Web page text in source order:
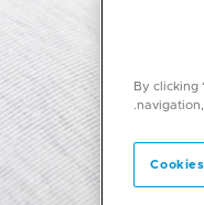
By clicking